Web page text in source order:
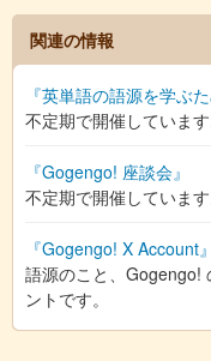
関連の情報
『英単語の語源を学ぶ
不定期で開催しています
『Gogengo! 座談会』
不定期で開催しています
『Gogengo! X Account』
語源のこと、Gogengo!
ントです。